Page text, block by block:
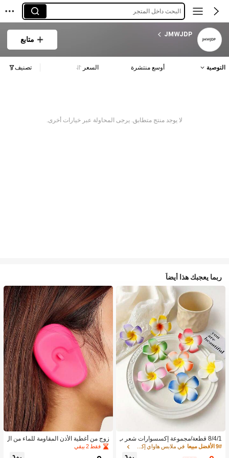
البحث داخل المتجر
JMWJDP
متابع
التوصية أوسع منتشرة السعر تصنيف
لا يوجد منتج متطابق. يرجى المحاولة عبر خيارات أخرى.
ربما يعجبك هذا أيضاً
8/4/1 قطعة/مجموعة إكسسوارات شعر ب
نقشة زهور استوائية، مشابك شعر بلومير
9# الأفضل مبيعا في ملابس هاواي إكسسوارات
زوج من أغطية الأذن المقاومة للماء من ال
سيليكون لصبغ الشعر، أداة تصفيف الشع
فقط 2 بيقي